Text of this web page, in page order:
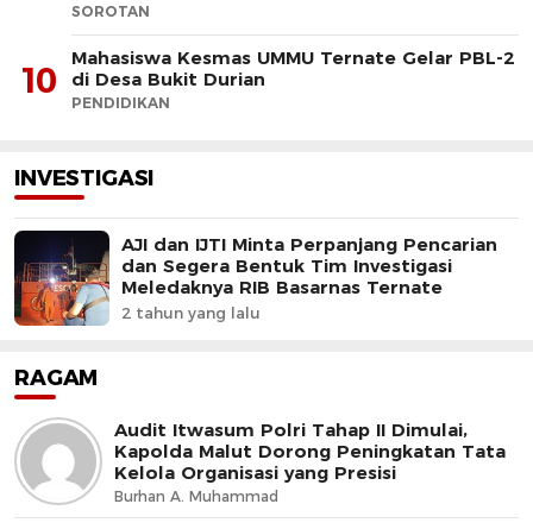
SOROTAN
10
Mahasiswa Kesmas UMMU Ternate Gelar PBL-2
di Desa Bukit Durian
PENDIDIKAN
INVESTIGASI
AJI dan IJTI Minta Perpanjang Pencarian
dan Segera Bentuk Tim Investigasi
Meledaknya RIB Basarnas Ternate
2 tahun yang lalu
RAGAM
Audit Itwasum Polri Tahap II Dimulai,
Kapolda Malut Dorong Peningkatan Tata
Kelola Organisasi yang Presisi
Burhan A. Muhammad